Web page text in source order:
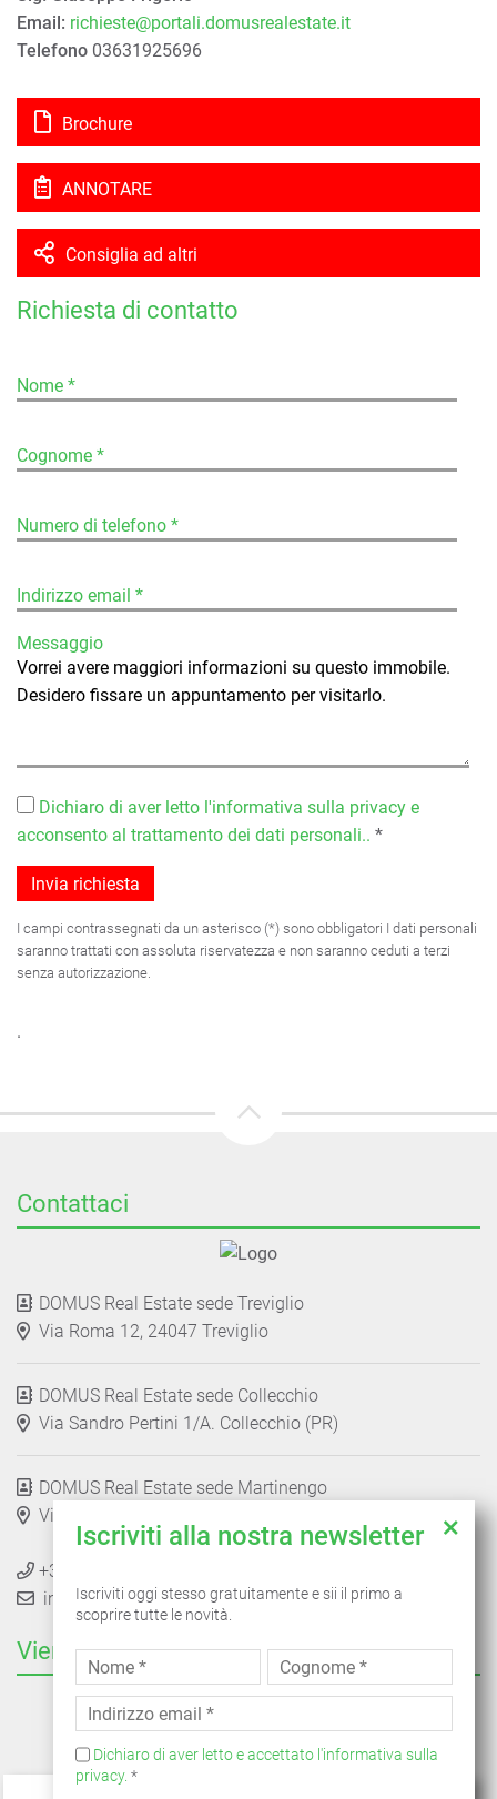
Email: richieste@portali.domusrealestate.it
Telefono 03631925696
Brochure
ANNOTARE
Consiglia ad altri
Richiesta di contatto
Nome *
Cognome *
Numero di telefono *
Indirizzo email *
Messaggio
Dichiaro di aver letto l'informativa sulla privacy e
acconsento al trattamento dei dati personali.. *
I campi contrassegnati da un asterisco (*) sono obbligatori I dati personali
saranno trattati con assoluta riservatezza e non saranno ceduti a terzi
senza autorizzazione.
.
Contattaci
DOMUS Real Estate sede Treviglio
Via Roma 12, 24047 Treviglio
DOMUS Real Estate sede Collecchio
Via Sandro Pertini 1/A. Collecchio (PR)
DOMUS Real Estate sede Martinengo
Via Trieste 37, 24057 Martinengo
+39 03631925696
info@domusrealestate.it
Vieni a trovarci anche qui
Iscriviti alla nostra newsletter
Iscriviti oggi stesso gratuitamente e sii il primo a
scoprire tutte le novità.
Dichiaro di aver letto e accettato l'informativa sulla
privacy. *